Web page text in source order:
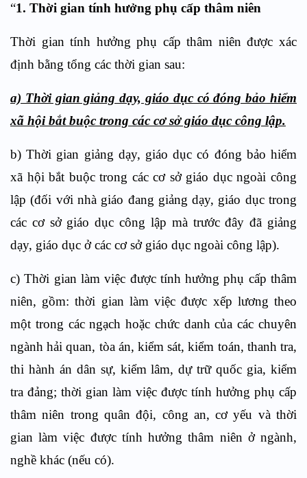
“1. Thời gian tính hưởng phụ cấp thâm niên
Thời gian tính hưởng phụ cấp thâm niên được xác
định bằng tổng các thời gian sau:
a) Thời gian giảng dạy, giáo dục có đóng bảo hiểm
xã hội bắt buộc trong các cơ sở giáo dục công lập.
b) Thời gian giảng dạy, giáo dục có đóng bảo hiểm
xã hội bắt buộc trong các cơ sở giáo dục ngoài công
lập (đối với nhà giáo đang giảng dạy, giáo dục trong
các cơ sở giáo dục công lập mà trước đây đã giảng
dạy, giáo dục ở các cơ sở giáo dục ngoài công lập).
c) Thời gian làm việc được tính hưởng phụ cấp thâm
niên, gồm: thời gian làm việc được xếp lương theo
một trong các ngạch hoặc chức danh của các chuyên
ngành hải quan, tòa án, kiểm sát, kiểm toán, thanh tra,
thi hành án dân sự, kiểm lâm, dự trữ quốc gia, kiểm
tra đảng; thời gian làm việc được tính hưởng phụ cấp
thâm niên trong quân đội, công an, cơ yếu và thời
gian làm việc được tính hưởng thâm niên ở ngành,
nghề khác (nếu có).